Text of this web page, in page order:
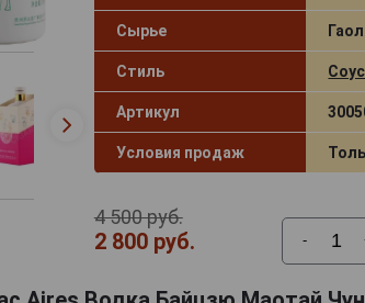
Сырье
Стиль
Артикул
Условия продаж
4 500 руб.
2 800 руб. -